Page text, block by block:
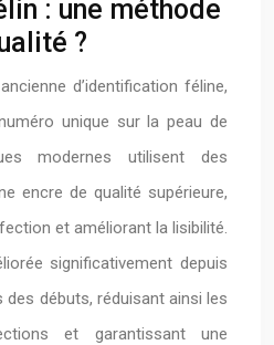
: une méthode
?
d’identification féline,
unique sur la peau de
modernes utilisent des
encre de qualité supérieure,
et améliorant la lisibilité.
significativement depuis
débuts, réduisant ainsi les
et garantissant une